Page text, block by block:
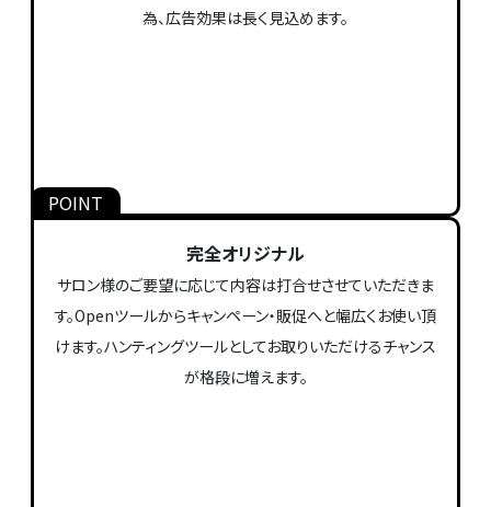
為、広告効果は長く見込めます。
完全オリジナル
サロン様のご要望に応じて内容は打合せさせていただきま
す。Openツールからキャンペーン・販促へと幅広くお使い頂
けます。ハンティングツールとしてお取りいただけるチャンス
が格段に増えます。